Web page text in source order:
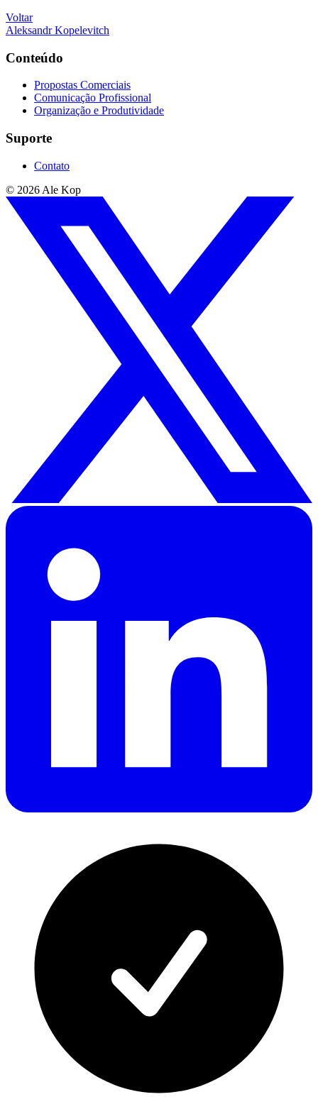
Voltar
Aleksandr Kopelevitch
Conteúdo
Propostas Comerciais
Comunicação Profissional
Organização e Produtividade
Suporte
Contato
© 2026 Ale Kop